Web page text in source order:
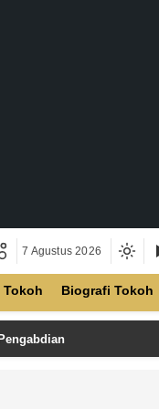
7 Agustus 2026
Tokoh Biografi Tokoh